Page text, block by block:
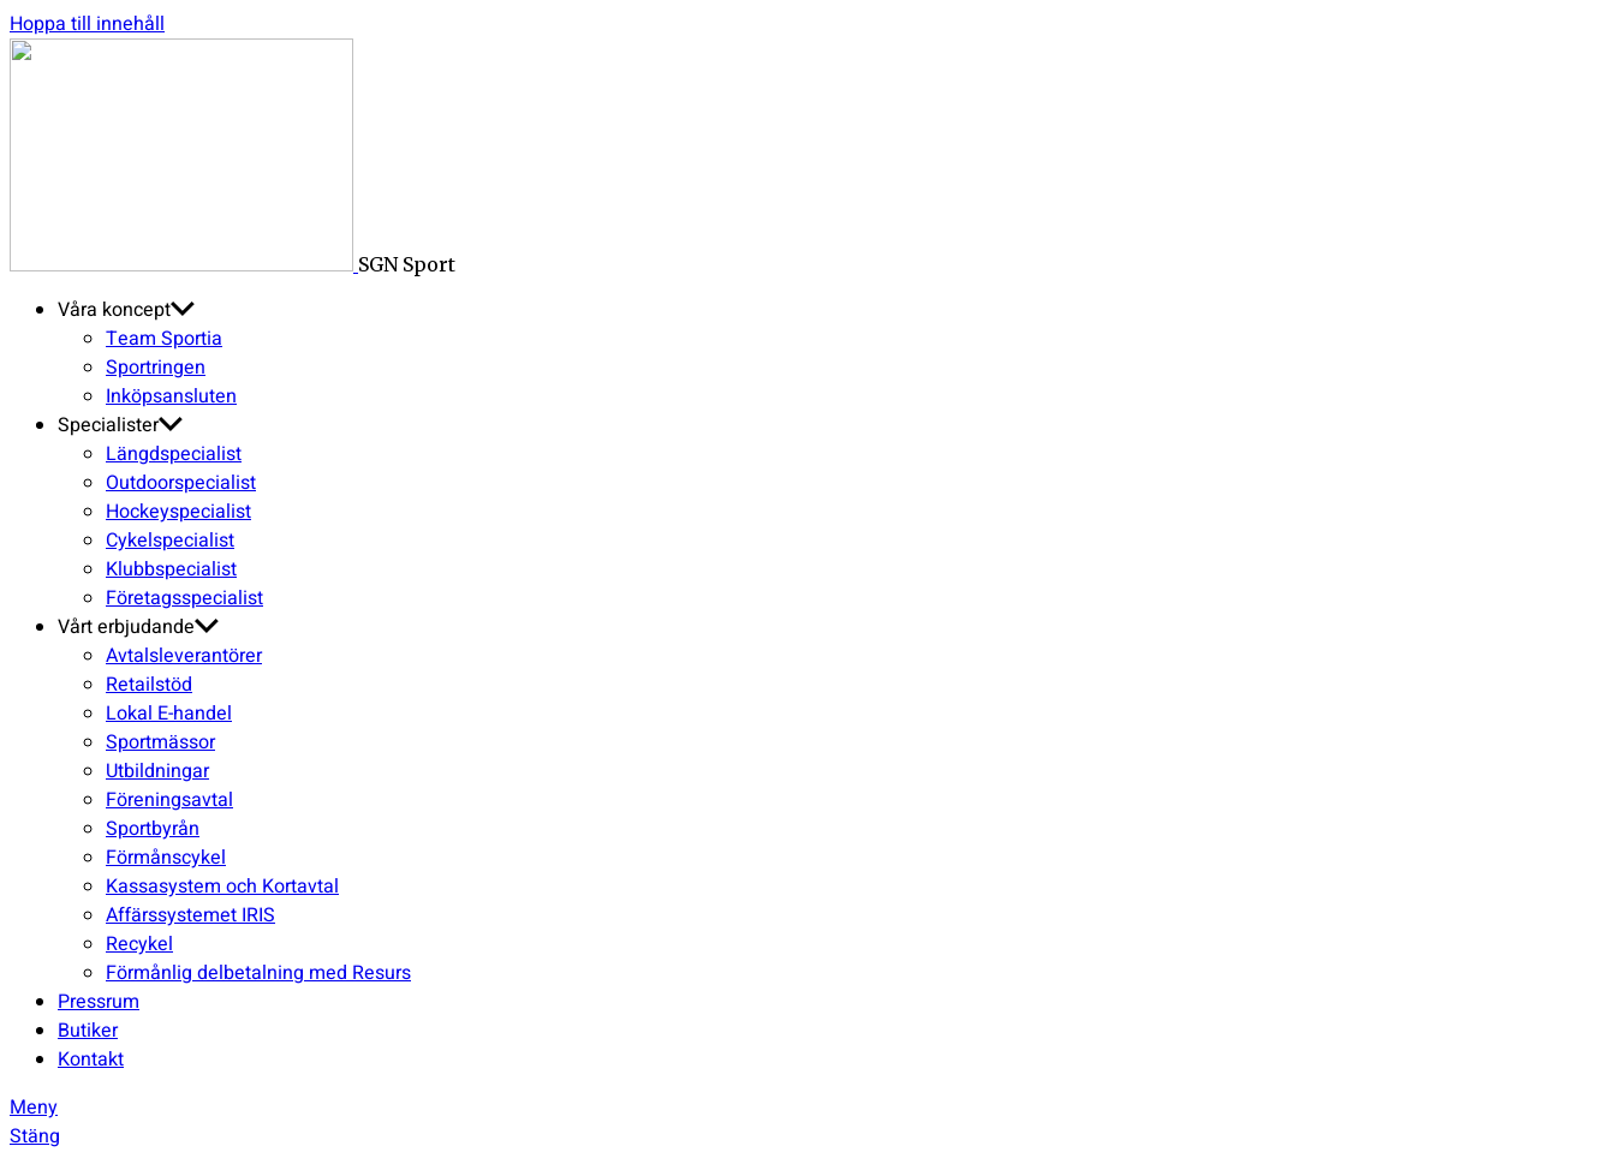
Hoppa till innehåll
SGN Sport
Våra koncept
Team Sportia
Sportringen
Inköpsansluten
Specialister
Längdspecialist
Outdoorspecialist
Hockeyspecialist
Cykelspecialist
Klubbspecialist
Företagsspecialist
Vårt erbjudande
Avtalsleverantörer
Retailstöd
Lokal E-handel
Sportmässor
Utbildningar
Föreningsavtal
Sportbyrån
Förmånscykel
Kassasystem och Kortavtal
Affärssystemet IRIS
Recykel
Förmånlig delbetalning med Resurs
Pressrum
Butiker
Kontakt
Meny
Stäng